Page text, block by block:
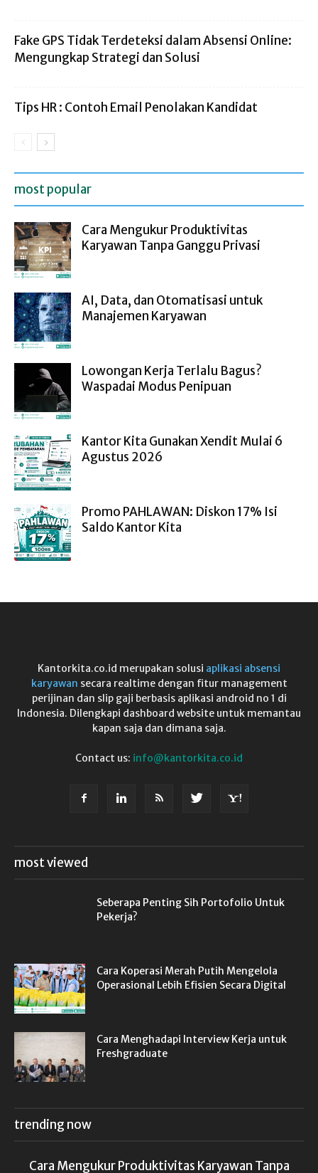
Fake GPS Tidak Terdeteksi dalam Absensi Online:
Mengungkap Strategi dan Solusi
Tips HR : Contoh Email Penolakan Kandidat
most popular
Cara Mengukur Produktivitas
Karyawan Tanpa Ganggu Privasi
AI, Data, dan Otomatisasi untuk
Manajemen Karyawan
Lowongan Kerja Terlalu Bagus?
Waspadai Modus Penipuan
Kantor Kita Gunakan Xendit Mulai 6
Agustus 2026
Promo PAHLAWAN: Diskon 17% Isi
Saldo Kantor Kita
Kantorkita.co.id merupakan solusi aplikasi absensi
karyawan secara realtime dengan fitur management
perijinan dan slip gaji berbasis aplikasi android no 1 di
Indonesia. Dilengkapi dashboard website untuk memantau
kapan saja dan dimana saja.
Contact us: info@kantorkita.co.id
most viewed
Seberapa Penting Sih Portofolio Untuk
Pekerja?
Cara Koperasi Merah Putih Mengelola
Operasional Lebih Efisien Secara Digital
Cara Menghadapi Interview Kerja untuk
Freshgraduate
trending now
Cara Mengukur Produktivitas Karyawan Tanpa